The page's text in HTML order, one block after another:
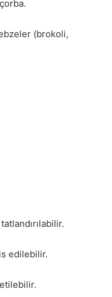
(brokoli,
edilebilir.